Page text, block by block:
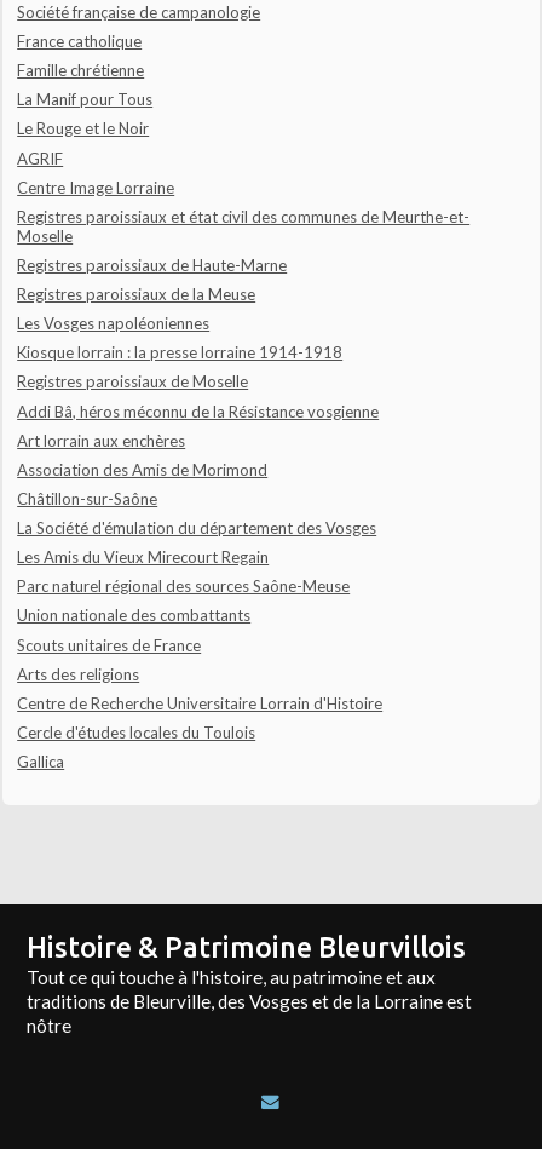
Société française de campanologie
France catholique
Famille chrétienne
La Manif pour Tous
Le Rouge et le Noir
AGRIF
Centre Image Lorraine
Registres paroissiaux et état civil des communes de Meurthe-et-
Moselle
Registres paroissiaux de Haute-Marne
Registres paroissiaux de la Meuse
Les Vosges napoléoniennes
Kiosque lorrain : la presse lorraine 1914-1918
Registres paroissiaux de Moselle
Addi Bâ, héros méconnu de la Résistance vosgienne
Art lorrain aux enchères
Association des Amis de Morimond
Châtillon-sur-Saône
La Société d'émulation du département des Vosges
Les Amis du Vieux Mirecourt Regain
Parc naturel régional des sources Saône-Meuse
Union nationale des combattants
Scouts unitaires de France
Arts des religions
Centre de Recherche Universitaire Lorrain d'Histoire
Cercle d'études locales du Toulois
Gallica
Histoire & Patrimoine Bleurvillois
Tout ce qui touche à l'histoire, au patrimoine et aux
traditions de Bleurville, des Vosges et de la Lorraine est
nôtre